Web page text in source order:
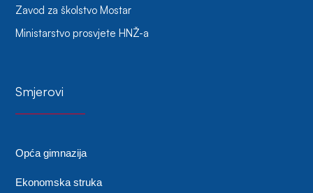
Zavod za školstvo Mostar
Ministarstvo prosvjete HNŽ-a
Smjerovi
Opća gimnazija
Ekonomska struka